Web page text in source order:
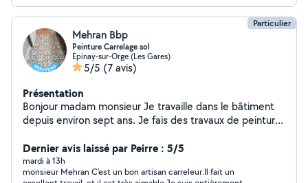
Particulier
Mehran Bbp
Peinture Carrelage sol
Épinay-sur-Orge (Les Gares)
5/5 (7 avis)
Présentation
Bonjour madam monsieur Je travaille dans le bâtiment
depuis environ sept ans. Je fais des travaux de peinture,
exterior. Je suis toujours ponctuel. Et je fournis toujours
Dernier avis laissé par Peirre : 5/5
mardi à 13h
monsieur Mehran C'est un bon artisan carreleur.Il fait un